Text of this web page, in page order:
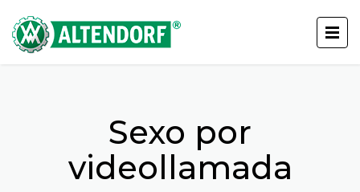
Sexo por
videollamada